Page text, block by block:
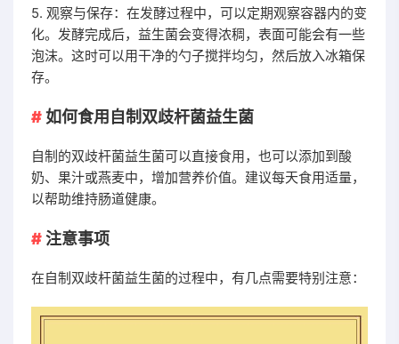
5. 观察与保存：在发酵过程中，可以定期观察容器内的变
化。发酵完成后，益生菌会变得浓稠，表面可能会有一些
泡沫。这时可以用干净的勺子搅拌均匀，然后放入冰箱保
存。
如何食用自制双歧杆菌益生菌
自制的双歧杆菌益生菌可以直接食用，也可以添加到酸
奶、果汁或燕麦中，增加营养价值。建议每天食用适量，
以帮助维持肠道健康。
注意事项
在自制双歧杆菌益生菌的过程中，有几点需要特别注意：